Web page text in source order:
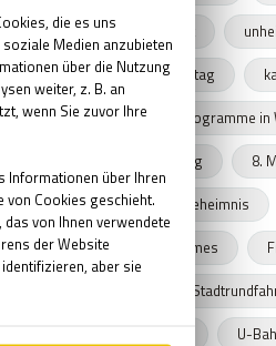
boggling
Valentinstag
Fasching Wien
Programme in
internationaler frauentag
8.
frauentag geschenke
Geheimnis
Statue
escape games
U-